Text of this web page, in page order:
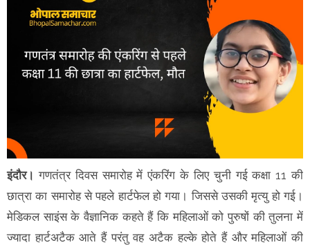
इंदौर। गणतंत्र दिवस समारोह में एंकरिंग के लिए चुनी गई कक्षा 11 की
छात्रा का समारोह से पहले हार्टफेल हो गया। जिससे उसकी मृत्यु हो गई।
मेडिकल साइंस के वैज्ञानिक कहते हैं कि महिलाओं को पुरुषों की तुलना में
ज्यादा हार्टअटैक आते हैं परंतु वह अटैक हल्के होते हैं और महिलाओं की